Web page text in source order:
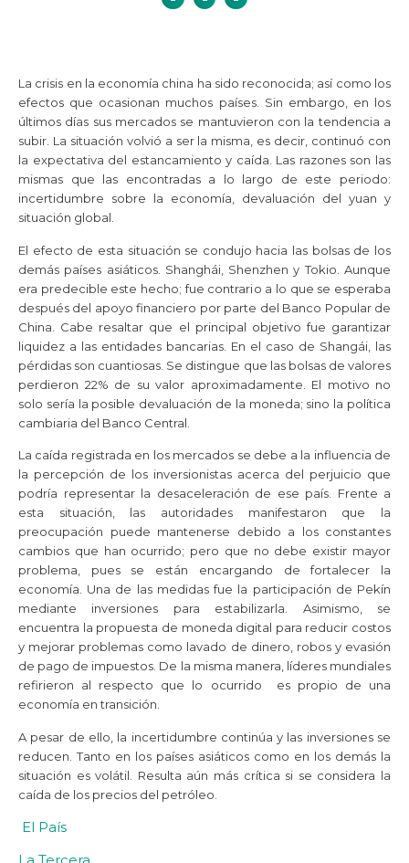
La crisis en la economía china ha sido reconocida; así como los
efectos que ocasionan muchos países. Sin embargo, en los
últimos días sus mercados se mantuvieron con la tendencia a
subir. La situación volvió a ser la misma, es decir, continuó con
la expectativa del estancamiento y caída. Las razones son las
mismas que las encontradas a lo largo de este periodo:
incertidumbre sobre la economía, devaluación del yuan y
situación global.
El efecto de esta situación se condujo hacia las bolsas de los
demás países asiáticos. Shanghái, Shenzhen y Tokio. Aunque
era predecible este hecho; fue contrario a lo que se esperaba
después del apoyo financiero por parte del Banco Popular de
China. Cabe resaltar que el principal objetivo fue garantizar
liquidez a las entidades bancarias. En el caso de Shangái, las
pérdidas son cuantiosas. Se distingue que las bolsas de valores
perdieron 22% de su valor aproximadamente. El motivo no
solo sería la posible devaluación de la moneda; sino la política
cambiaria del Banco Central.
La caída registrada en los mercados se debe a la influencia de
la percepción de los inversionistas acerca del perjuicio que
podría representar la desaceleración de ese país. Frente a
esta situación, las autoridades manifestaron que la
preocupación puede mantenerse debido a los constantes
cambios que han ocurrido; pero que no debe existir mayor
problema, pues se están encargando de fortalecer la
economía. Una de las medidas fue la participación de Pekín
mediante inversiones para estabilizarla. Asimismo, se
encuentra la propuesta de moneda digital para reducir costos
y mejorar problemas como lavado de dinero, robos y evasión
de pago de impuestos. De la misma manera, líderes mundiales
refirieron al respecto que lo ocurrido es propio de una
economía en transición.
A pesar de ello, la incertidumbre continúa y las inversiones se
reducen. Tanto en los países asiáticos como en los demás la
situación es volátil. Resulta aún más crítica si se considera la
caída de los precios del petróleo.
El País